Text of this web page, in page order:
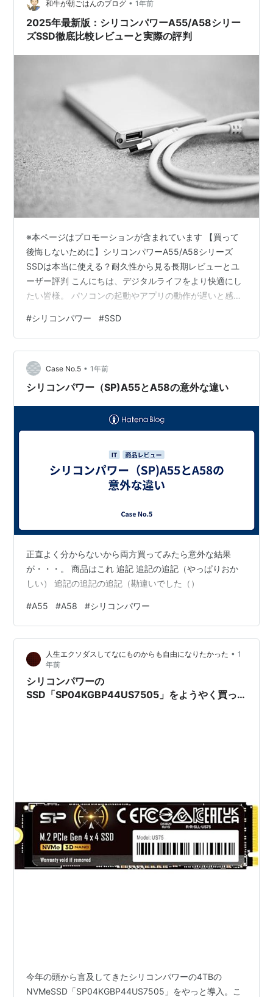
移すには、通常「クローンソフト」と呼ばれる専用のソ
フトウェアが必要になります。そして、シリコンパワー
のSSDには、…
和牛が朝ごはんのブログ • 1年前
2025年最新版：シリコンパワーA55/A58シリー
ズSSD徹底比較レビューと実際の評判
※本ページはプロモーションが含まれています 【買って
後悔しないために】シリコンパワーA55/A58シリーズ
SSDは本当に使える？耐久性から見る長期レビューとユ
ーザー評判 こんにちは、デジタルライフをより快適にし
たい皆様。 パソコンの起動やアプリの動作が遅いと感じ
な方法の一つが、HDD（ハードディスク）をSSD（ソリ
ッドステートドライブ）に換装することです。SSDは、
従来のHDDに比べてデータの読み書き速度が格段に速
く、PCのパフォーマンスを劇的に向上させてくれます。
数あるSSDメーカーの中でも、圧倒的なコストパフォー
#シリコンパワー #SSD
Case No.5 • 1年前
シリコンパワー（SP)A55とA58の意外な違い
正直よく分からないから両方買ってみたら意外な結果
が・・・。 商品はこれ 追記 追記の追記（やっぱりおか
しい） 追記の追記の追記（勘違いでした（）
#A55 #A58 #シリコンパワー
人生エクソダスしてなにものからも自由になりたかった • 1
年前
シリコンパワーの
SSD「SP04KGBP44US7505」をようやく買っ
今年の頭から言及してきたシリコンパワーの4TBの
NVMeSSD「SP04KGBP44US7505」をやっと導入。こ